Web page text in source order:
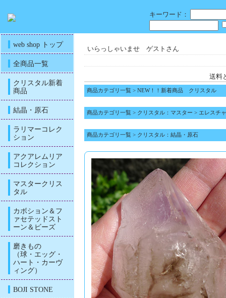
キーワード：
web shop トップ
全商品一覧
クリスタル新着
商品
結晶・原石
ラリマーコレク
ション
アクアレムリア
コレクション
マスタークリス
タル
カボション＆フ
ァセテッドスト
ーン＆ビーズ
磨きもの
（球・エッグ・
ハート・カーヴ
ィング）
BOJI STONE
いらっしゃいませ ゲストさん
送料
商品カテゴリ一覧 > NEW！！新着商品 クリスタル
商品カテゴリ一覧 > クリスタル：マスター > エレスチ
商品カテゴリ一覧 > クリスタル：結晶・原石